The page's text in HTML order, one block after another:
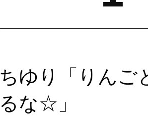
ちゆり「りんご
るな☆」